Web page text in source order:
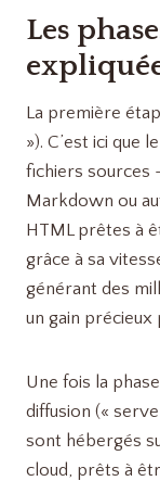
Les
La première
»). C’est ici que
fichiers sources
Markdown ou
HTML prêtes à
grâce à sa
générant des
un gain précieux
Une fois la
diffusion («
sont hébergés
cloud, prêts à